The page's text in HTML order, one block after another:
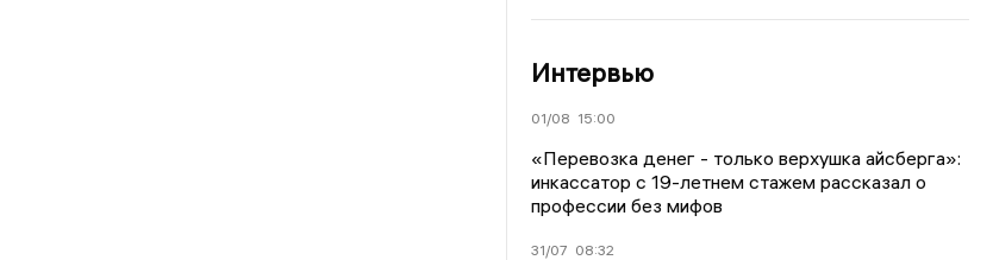
Интервью
01/08 15:00
«Перевозка денег - только верхушка айсберга»:
инкассатор с 19-летнем стажем рассказал о
профессии без мифов
31/07 08:32